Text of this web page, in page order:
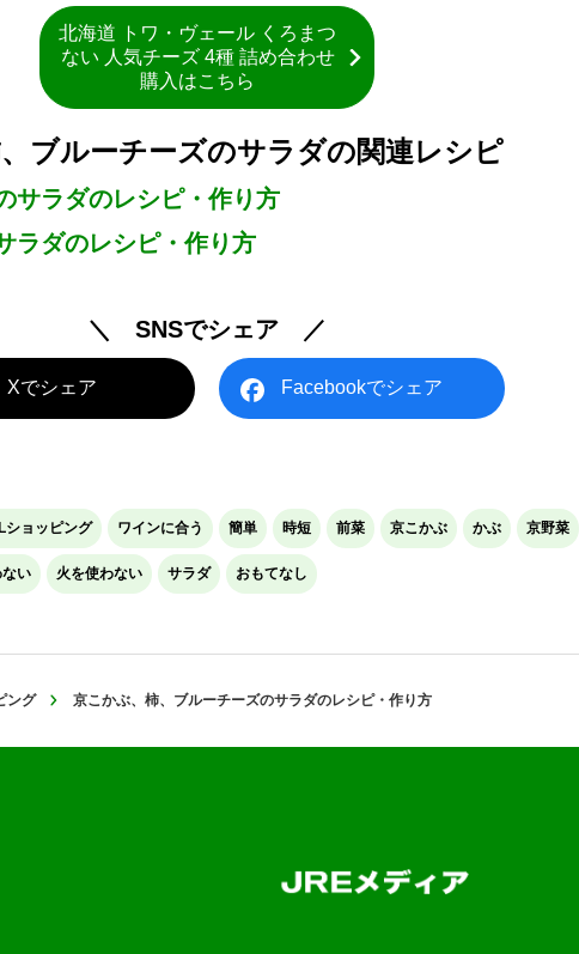
北海道 トワ・ヴェール くろまつ
ない 人気チーズ 4種 詰め合わせ
購入はこちら
ブルーチーズのサラダの関連レシピ
サラダのレシピ・作り方
ラダのレシピ・作り方
＼ SNSでシェア ／
Xでシェア Facebookでシェア
ショッピング ワインに合う 簡単 時短 前菜 京こかぶ かぶ 京野菜
い 火を使わない サラダ おもてなし
ング 京こかぶ、柿、ブルーチーズのサラダのレシピ・作り方